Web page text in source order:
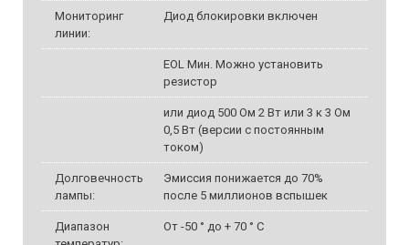
Мониторинг
линии:
Диод блокировки включен
EOL Мин. Можно установить
резистор
или диод 500 Ом 2 Вт или 3 к 3 Ом
0,5 Вт (версии с постоянным
током)
Долговечность
лампы:
Эмиссия понижается до 70%
после 5 миллионов вспышек
Диапазон
От -50 ° до + 70 ° C